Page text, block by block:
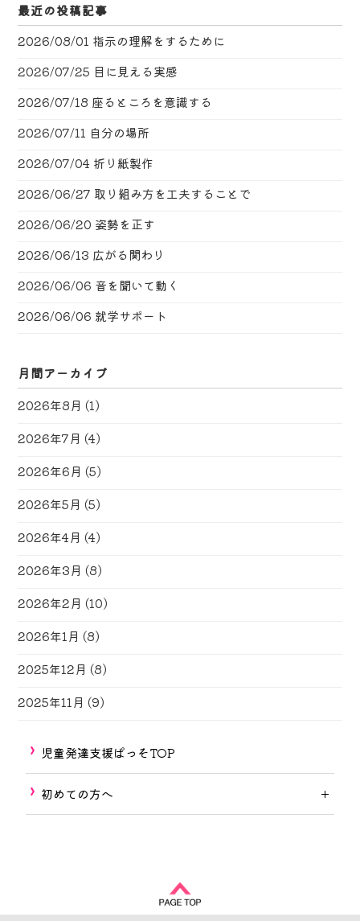
最近の投稿記事
2026/08/01 指示の理解をするために
2026/07/25 目に見える実感
2026/07/18 座るところを意識する
2026/07/11 自分の場所
2026/07/04 折り紙製作
2026/06/27 取り組み方を工夫することで
2026/06/20 姿勢を正す
2026/06/13 広がる関わり
2026/06/06 音を聞いて動く
2026/06/06 就学サポート
月間アーカイブ
2026年8月 (1)
2026年7月 (4)
2026年6月 (5)
2026年5月 (5)
2026年4月 (4)
2026年3月 (8)
2026年2月 (10)
2026年1月 (8)
2025年12月 (8)
2025年11月 (9)
児童発達支援ぱっそTOP
初めての方へ